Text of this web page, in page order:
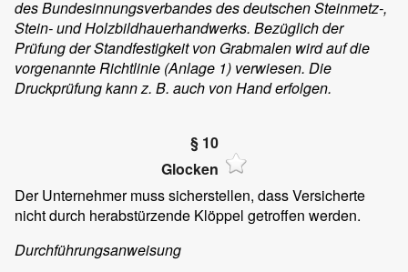
des Bundesinnungsverbandes des deutschen Steinmetz-,
Stein- und Holzbildhauerhandwerks. Bezüglich der
Prüfung der Standfestigkeit von Grabmalen wird auf die
vorgenannte Richtlinie (Anlage 1) verwiesen. Die
Druckprüfung kann z. B. auch von Hand erfolgen.
§ 10
Glocken
Der Unternehmer muss sicherstellen, dass Versicherte
nicht durch herabstürzende Klöppel getroffen werden.
Durchführungsanweisung